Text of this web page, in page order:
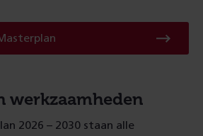
werkzaamheden
2026 – 2030 staan alle